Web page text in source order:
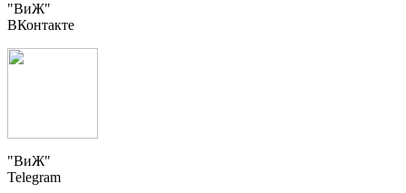
"ВиЖ"
ВКонтакте
"ВиЖ"
Telegram